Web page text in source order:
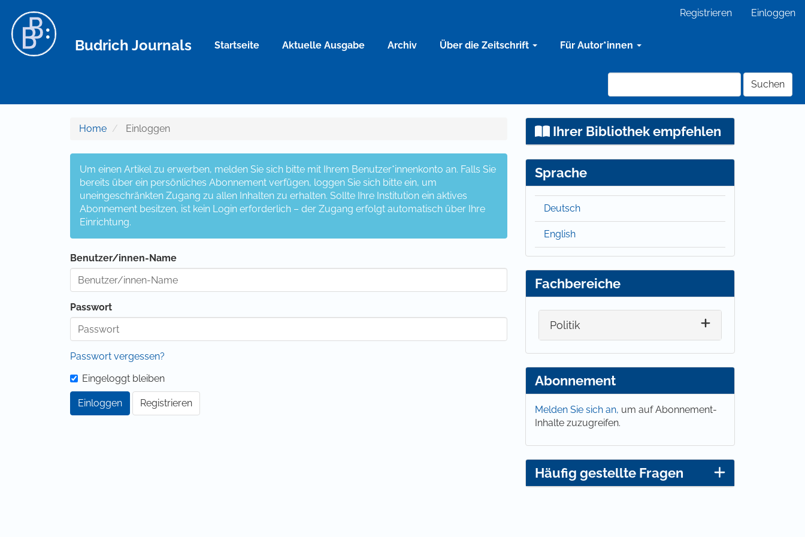
Hauptinhalt
Sidebar
Registrieren Einloggen
Budrich Journals Startseite Aktuelle Ausgabe Archiv Über die Zeitschrift Für Autor*innen
Suchen
Home Einloggen
Um einen Artikel zu erwerben, melden Sie sich bitte mit Ihrem Benutzer*innenkonto an. Falls Sie
bereits über ein persönliches Abonnement verfügen, loggen Sie sich bitte ein, um
uneingeschränkten Zugang zu allen Inhalten zu erhalten. Sollte Ihre Institution ein aktives
Abonnement besitzen, ist kein Login erforderlich – der Zugang erfolgt automatisch über Ihre
Einrichtung.
Benutzer/innen-Name
Passwort
Passwort vergessen?
Eingeloggt bleiben
Einloggen Registrieren
Ihrer Bibliothek empfehlen
Sprache
Deutsch
English
Fachbereiche
Politik
Abonnement
Melden Sie sich an, um auf Abonnement-
Inhalte zuzugreifen.
Häufig gestellte Fragen